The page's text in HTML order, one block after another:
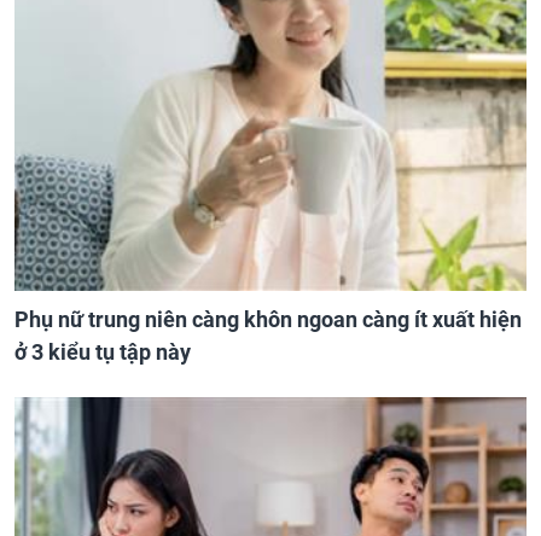
Phụ nữ trung niên càng khôn ngoan càng ít xuất hiện
ở 3 kiểu tụ tập này